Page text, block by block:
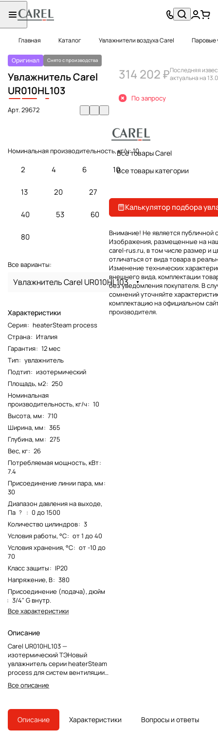
Главная Каталог Увлажнители воздуха Carel Паровые
Оригинал Снято с производства
Увлажнитель Carel
UR010HL103
Арт.29672
Номинальная производительность, кг/ч:10
2 4 6 10
13 20 27
40 53 60
80
Все варианты:
Увлажнитель Carel UR010HL103
Характеристики
Серия: heaterSteam process
Страна: Италия
Гарантия: 12 мес
Тип: увлажнитель
Подтип: изотермический
Площадь, м2: 250
Номинальная
производительность, кг/ч: 10
Высота, мм: 710
Ширина, мм: 365
Глубина, мм: 275
Вес, кг: 26
Потребляемая мощность, кВт:
7.4
Присоединение линии пара, мм:
30
Диапазон давления на выходе,
Па ? : 0 до 1500
Количество цилиндров: 3
Условия работы, °С: от 1 до 40
Условия хранения, °С: от -10 до
70
Класс защиты: IP20
Напряжение, В: 380
Присоединение (подача), дюйм
: 3/4" G внутр.
Все характеристики
Описание
Carel UR010HL103 —
изотермический ТЭНовый
увлажнитель серии heaterSteam
process для систем вентиляции
и технологического увлажнения.
Модель снята с производства,
Все описание
314 202 ₽Последняя
актуальна на
По запросу
Все товары Carel
Все товары категории
Калькулятор подбора
Внимание! Не является публичной
Изображения, размещенные на
carel-rus.ru, в том числе размер и
отличаться от вида товара в
Изменение технических
внешнего вида, комплектации
без уведомления покупателя. В
сомнений уточняйте
комплектацию на официальном
производителя.
Описание Характеристики Вопросы и ответы